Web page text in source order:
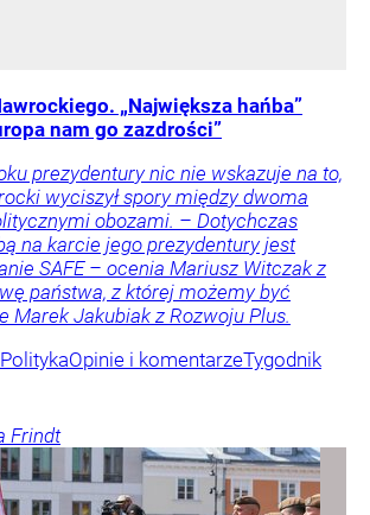
„Największa hańba”
nam go zazdrości”
prezydentury nic nie wskazuje na to,
wyciszył spory między dwoma
obozami. – Dotychczas
na karcie jego prezydentury jest
SAFE – ocenia Mariusz Witczak z
państwa, z której możemy być
Marek Jakubiak z Rozwoju Plus.
PolitykaOpinie i komentarzeTygodnik
Frindt